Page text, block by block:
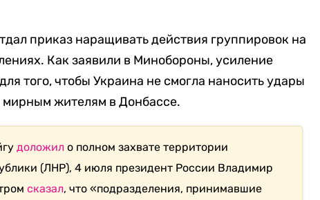
приказ наращивать действия группировок на
Как заявили в Минобороны, усиление
того, чтобы Украина не смогла наносить удары
жителям в Донбассе.
доложил о полном захвате территории
(ЛНР), 4 июля президент России Владимир
сказал, что «подразделения, принимавшие